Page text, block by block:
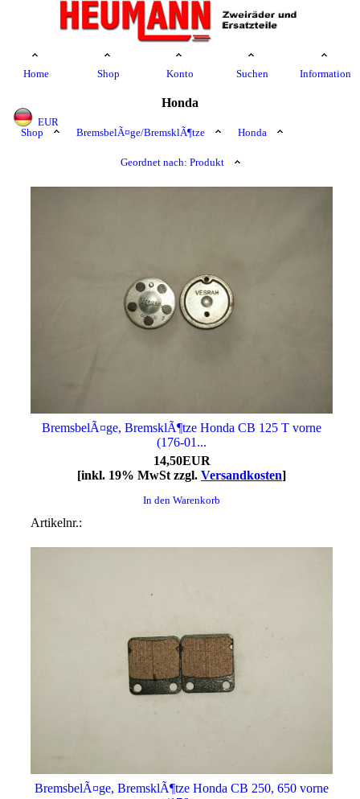
Home Shop Konto Suchen Information
EUR
Honda
Shop BremsbelÃ¤ge/BremsklÃ¶tze Honda
Geordnet nach: Produkt
BremsbelÃ¤ge, BremsklÃ¶tze Honda CB 125 T vorne
(176-01...
14,50EUR
[inkl. 19% MwSt zzgl. Versandkosten]
In den Warenkorb
Artikelnr.:
BremsbelÃ¤ge, BremsklÃ¶tze Honda CB 250, 650 vorne